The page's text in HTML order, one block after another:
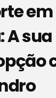
em
A sua